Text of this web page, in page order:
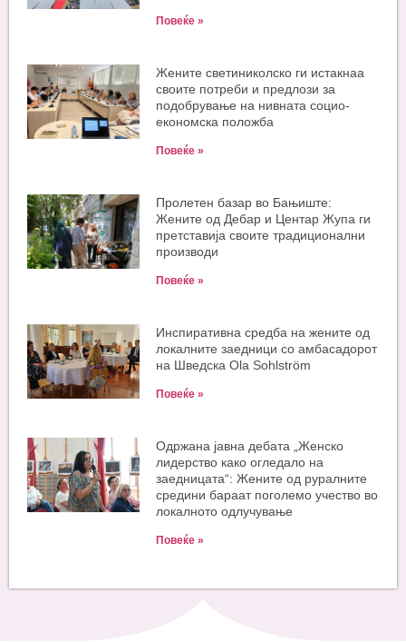
Повеќе »
Жените светиниколско ги истакнаа
своите потреби и предлози за
подобрување на нивната социо-
економска положба
Повеќе »
Пролетен базар во Бањиште:
Жените од Дебар и Центар Жупа ги
претставија своите традиционални
производи
Повеќе »
Инспиративна средба на жените од
локалните заедници со амбасадорот
на Шведска Ola Sohlström
Повеќе »
Одржана јавна дебата „Женско
лидерство како огледало на
заедницата“: Жените од руралните
средини бараат поголемо учество во
локалното одлучување
Повеќе »